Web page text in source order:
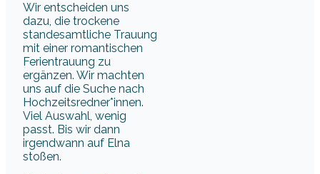
Wir entscheiden uns
dazu, die trockene
standesamtliche Trauung
mit einer romantischen
Ferientrauung zu
ergänzen. Wir machten
uns auf die Suche nach
Hochzeitsredner*innen.
Viel Auswahl, wenig
passt. Bis wir dann
irgendwann auf Elna
stoßen.